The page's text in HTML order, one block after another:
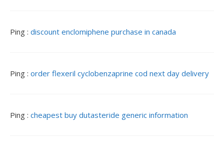
s
Ping : discount enclomiphene purchase in canada
Ping : order flexeril cyclobenzaprine cod next day delivery
Ping : cheapest buy dutasteride generic information